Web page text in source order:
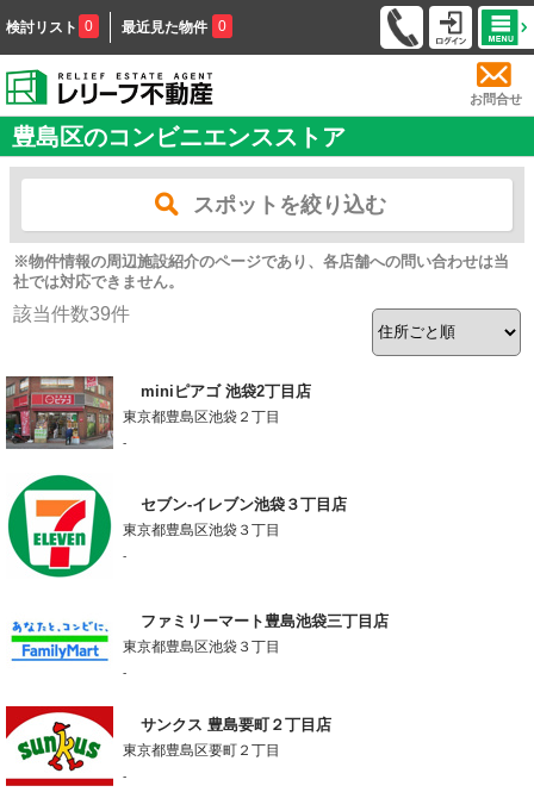
検討リスト 0 最近見た物件 0
お問合せ
豊島区のコンビニエンスストア
スポットを絞り込む
※物件情報の周辺施設紹介のページであり、各店舗への問い合わせは当
社では対応できません。
該当件数39件
miniピアゴ 池袋2丁目店
東京都豊島区池袋２丁目
-
セブン-イレブン池袋３丁目店
東京都豊島区池袋３丁目
-
ファミリーマート豊島池袋三丁目店
東京都豊島区池袋３丁目
-
サンクス 豊島要町２丁目店
東京都豊島区要町２丁目
-